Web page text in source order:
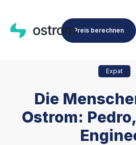
Preis berechnen
Expat
Die
Ostrom: